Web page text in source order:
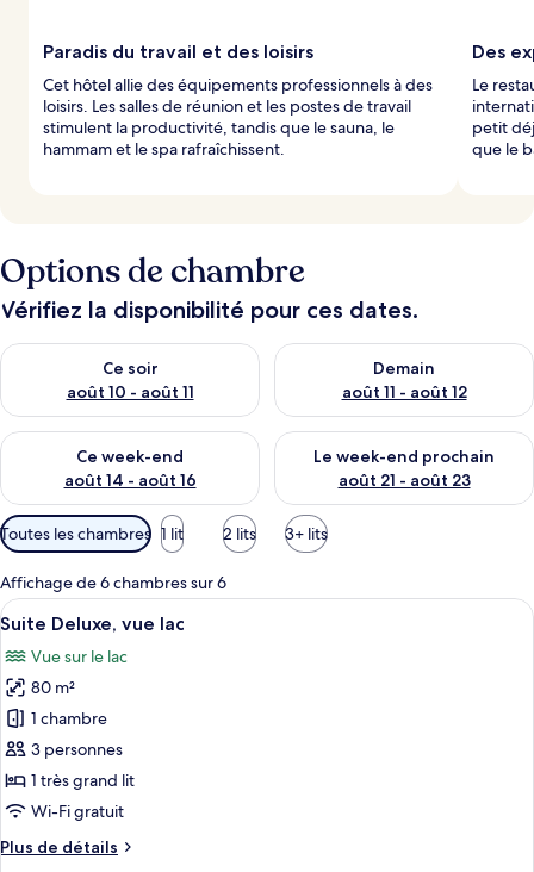
Paradis du travail et des loisirs
Cet hôtel allie des équipements professionnels à des
loisirs. Les salles de réunion et les postes de travail
stimulent la productivité, tandis que le sauna, le
hammam et le spa rafraîchissent.
Des
Le
petit
que le
Options de chambre
Vérifiez la disponibilité pour ces dates.
Ce soir
août 10 - août 11
Vérifier la disponibilité pour ce soir août 10 - août 11
Demain
août 11 - août 12
Vérifier la disponibilité pour
Ce week-end
août 14 - août 16
Vérifier la disponibilité pour ce week-end août 14 - août 16
Le week-end prochain
août 21 - août 23
Vérifier la disponibilité pour
Filtres
disponibles
pour
les
chambres
Toutes les chambres 1 lit 2 lits 3+ lits
Affichage de 6 chambres sur 6
Afficher
toutes
les
photos
pour
ce
type
de
chambre :
Suite
Une chambre d’hôtel avec un
5
Suite Deluxe, vue lac
Vue sur le lac
80 m²
1 chambre
3 personnes
1 très grand lit
Wi-Fi gratuit
Plus de détails
Plus